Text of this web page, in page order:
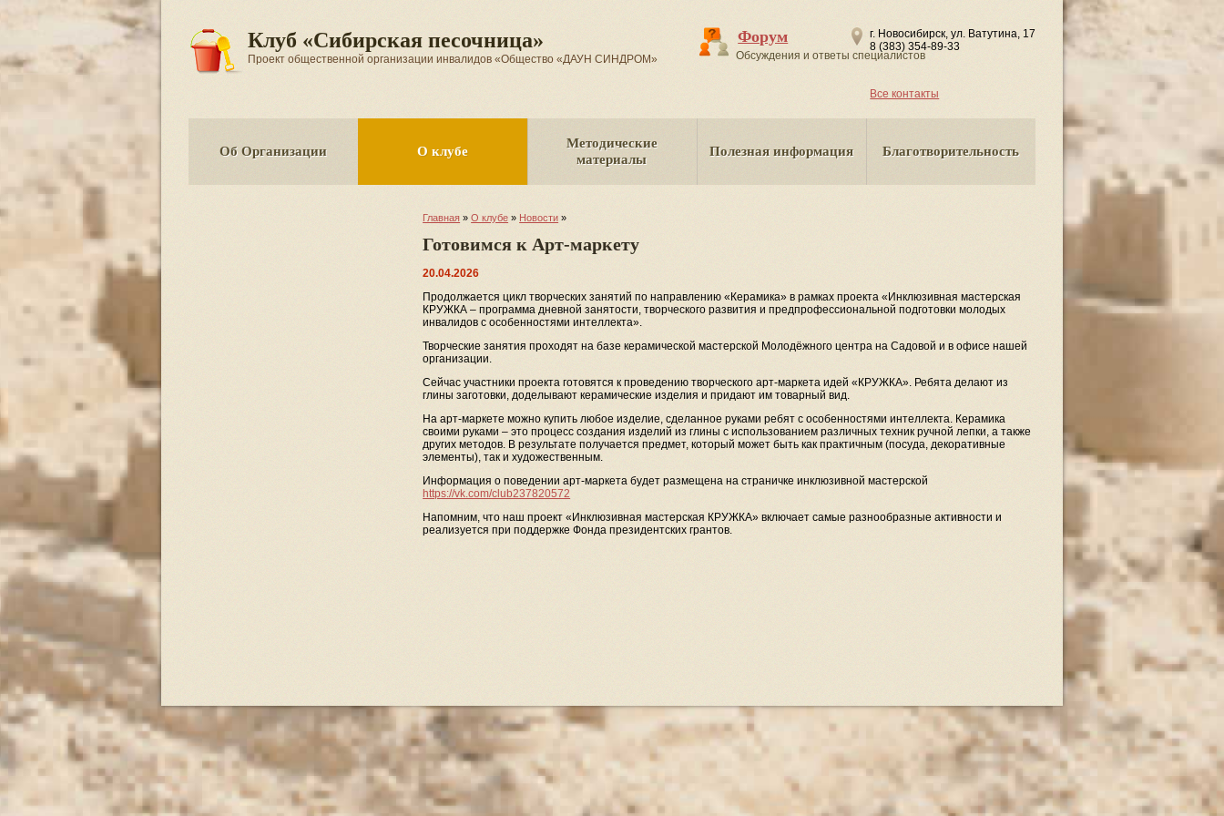
Клуб «Сибирская песочница»
Проект общественной организации инвалидов «Общество «ДАУН СИНДРОМ»
г. Новосибирск, ул. Ватутина, 17
8 (383) 354-89-33
Все контакты
Форум
Обсуждения и ответы специалистов
Об Организации О клубе
Методические
материалы
Полезная информация Благотворительность
Главная »О клубе » Новости »
Готовимся к Арт-маркету
20.04.2026
Продолжается цикл творческих занятий по направлению «Керамика» в рамках проекта «Инклюзивная мастерская
КРУЖКА – программа дневной занятости, творческого развития и предпрофессиональной подготовки молодых
инвалидов с особенностями интеллекта».
Творческие занятия проходят на базе керамической мастерской Молодёжного центра на Садовой и в офисе нашей
организации.
Сейчас участники проекта готовятся к проведению творческого арт-маркета идей «КРУЖКА». Ребята делают из
глины заготовки, доделывают керамические изделия и придают им товарный вид.
На арт-маркете можно купить любое изделие, сделанное руками ребят с особенностями интеллекта. Керамика
своими руками – это процесс создания изделий из глины с использованием различных техник ручной лепки, а также
других методов. В результате получается предмет, который может быть как практичным (посуда, декоративные
элементы), так и художественным.
Информация о поведении арт-маркета будет размещена на страничке инклюзивной мастерской
https://vk.com/club237820572
Напомним, что наш проект «Инклюзивная мастерская КРУЖКА» включает самые разнообразные активности и
реализуется при поддержке Фонда президентских грантов.